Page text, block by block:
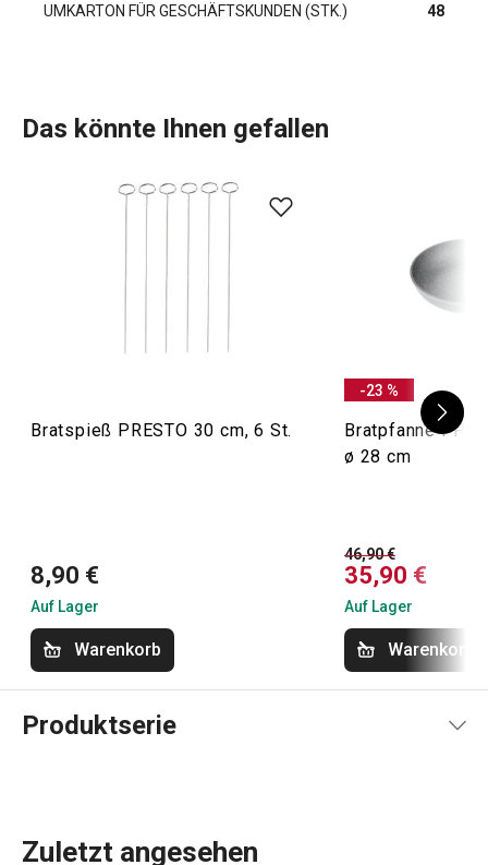
UMKARTON FÜR GESCHÄFTSKUNDEN (STK.) 48
Das könnte Ihnen gefallen
Bratspieß PRESTO 30 cm, 6 St.
8,90 €
Auf Lager
Warenkorb
-23 %
Bratpfanne i-
ø 28 cm
46,90 €
35,90 €
Auf Lager
Warenkorb
Produktserie
Zuletzt angesehen